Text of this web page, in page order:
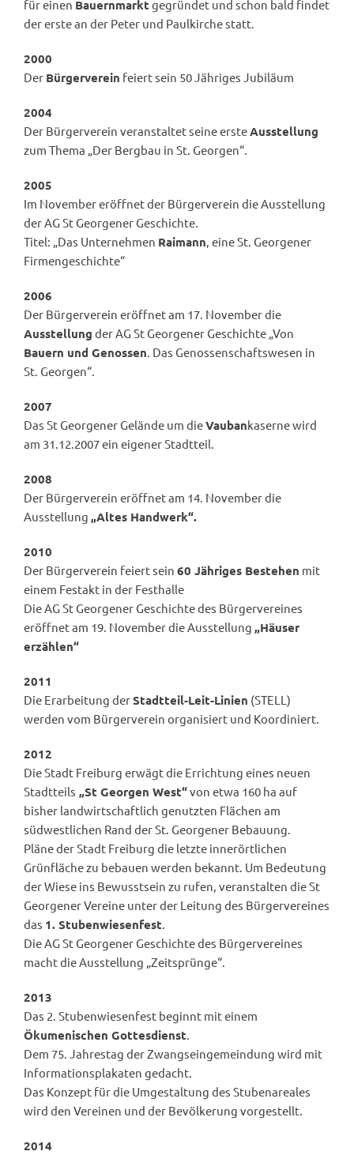
für einen Bauernmarkt gegründet und schon bald findet
der erste an der Peter und Paulkirche statt.
2000
Der Bürgerverein feiert sein 50 Jähriges Jubiläum
2004
Der Bürgerverein veranstaltet seine ersteAusstellung
zum Thema „Der Bergbau in St. Georgen“.
2005
Im November eröffnet der Bürgerverein die Ausstellung
der AG St Georgener Geschichte.
Titel: „Das Unternehmen Raimann, eine St. Georgener
Firmengeschichte“
2006
Der Bürgerverein eröffnet am 17. November die
Ausstellung der AG St Georgener Geschichte „Von
Bauern und Genossen. Das Genossenschaftswesen in
St. Georgen“.
2007
Das St Georgener Gelände um dieVaubankaserne wird
am 31.12.2007 ein eigener Stadtteil.
2008
Der Bürgerverein eröffnet am 14. November die
Ausstellung „Altes Handwerk“.
2010
Der Bürgerverein feiert sein 60 Jähriges Bestehen mit
einem Festakt in der Festhalle
Die AG St Georgener Geschichte des Bürgervereines
eröffnet am 19. November die Ausstellung „Häuser
erzählen“
2011
Die Erarbeitung derStadtteil-Leit-Linien (STELL)
werden vom Bürgerverein organisiert und Koordiniert.
2012
Die Stadt Freiburg erwägt die Errichtung eines neuen
Stadtteils „St Georgen West“von etwa 160 ha auf
bisher landwirtschaftlich genutzten Flächen am
südwestlichen Rand der St. Georgener Bebauung.
Pläne der Stadt Freiburg die letzte innerörtlichen
Grünfläche zu bebauen werden bekannt. Um Bedeutung
der Wiese ins Bewusstsein zu rufen, veranstalten die St
Georgener Vereine unter der Leitung des Bürgervereines
das 1. Stubenwiesenfest.
Die AG St Georgener Geschichte des Bürgervereines
macht die Ausstellung „Zeitsprünge“.
2013
Das 2. Stubenwiesenfest beginnt mit einem
Ökumenischen Gottesdienst.
Dem 75. Jahrestag der Zwangseingemeindung wird mit
Informationsplakaten gedacht.
Das Konzept für die Umgestaltung des Stubenareales
wird den Vereinen und der Bevölkerung vorgestellt.
2014